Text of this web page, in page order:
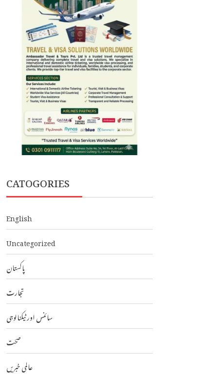
CATOGORIES
English
Uncategorized
پاکستان
تجارت
سائنس اور ٹیکنالوجی
صحت
عالمی خبریں